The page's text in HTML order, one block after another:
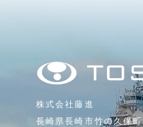
​株式会社藤進
長崎県長崎市竹の久保